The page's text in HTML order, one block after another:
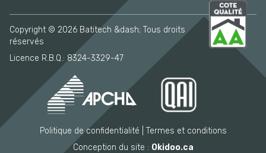
Copyright © 2026 Batitech &dash; Tous droits
réservés
Licence R.B.Q.: 8324-3329-47
Politique de confidentialité
Termes et conditions
Conception du site : Okidoo.ca